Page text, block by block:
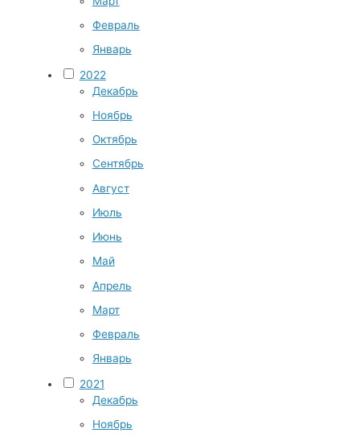
Февраль
Январь
2022
Декабрь
Ноябрь
Октябрь
Сентябрь
Август
Июль
Июнь
Май
Апрель
Март
Февраль
Январь
2021
Декабрь
Ноябрь